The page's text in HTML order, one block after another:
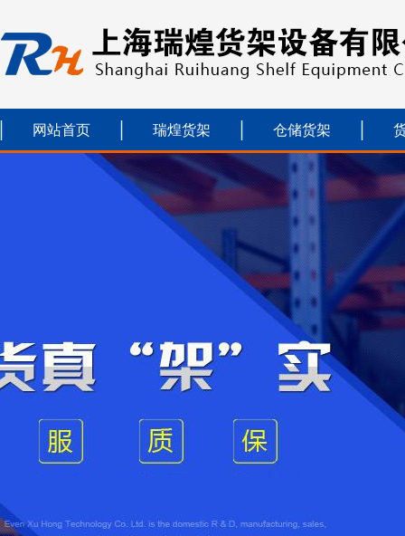
网站首页 瑞煌货架 仓储货架